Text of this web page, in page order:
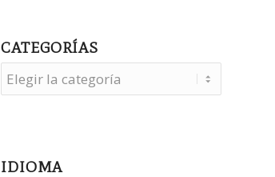
CATEGORÍAS
Categorías
IDIOMA